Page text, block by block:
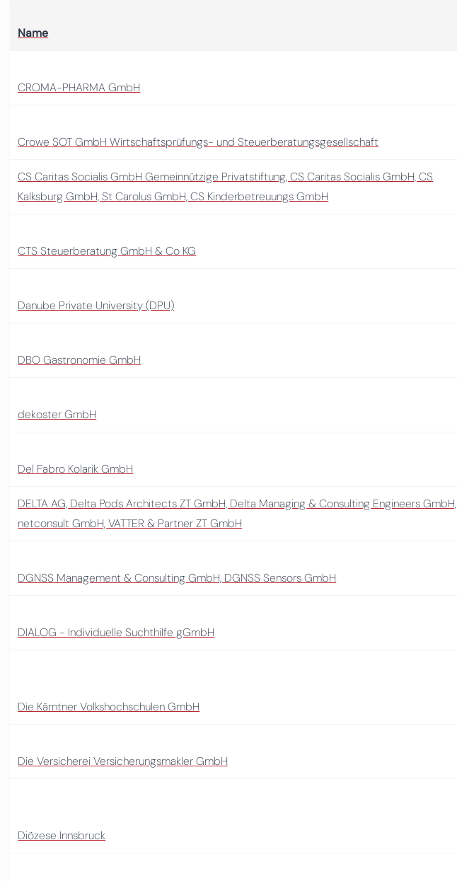
Name
CROMA-PHARMA GmbH
Crowe SOT GmbH Wirtschaftsprüfungs- und Steuerberatungsgesellschaft
CS Caritas Socialis GmbH Gemeinnützige Privatstiftung, CS Caritas Socialis GmbH, CS
Kalksburg GmbH, St Carolus GmbH, CS Kinderbetreuungs GmbH
CTS Steuerberatung GmbH & Co KG
Danube Private University (DPU)
DBO Gastronomie GmbH
dekoster GmbH
Del Fabro Kolarik GmbH
DELTA AG, Delta Pods Architects ZT GmbH, Delta Managing & Consulting Engineers GmbH,
netconsult GmbH, VATTER & Partner ZT GmbH
DGNSS Management & Consulting GmbH, DGNSS Sensors GmbH
DIALOG - Individuelle Suchthilfe gGmbH
Die Kärntner Volkshochschulen GmbH
Die Versicherei Versicherungsmakler GmbH
Diözese Innsbruck